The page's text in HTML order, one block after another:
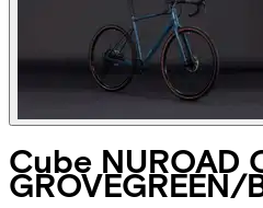
Cube NUROAD
GROVEGREEN/